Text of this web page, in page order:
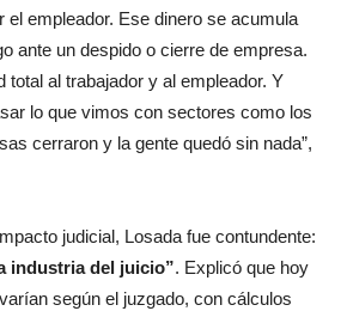
el empleador. Ese dinero se acumula
ante un despido o cierre de empresa.
total al trabajador y al empleador. Y
lo que vimos con sectores como los
cerraron y la gente quedó sin nada”,
judicial, Losada fue contundente:
industria del juicio”. Explicó que hoy
según el juzgado, con cálculos